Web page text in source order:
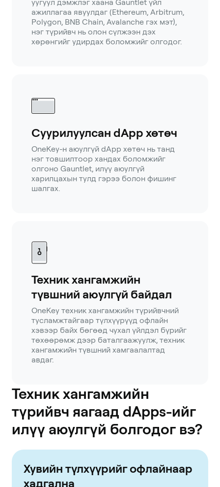
уугуул дэмжлэг хаана Gauntlet үйл
ажиллагаа явуулдаг (Ethereum, Arbitrum,
Polygon, BNB Chain, Avalanche гэх мэт),
нэг түрийвч нь олон сүлжээн дэх
хөрөнгийг удирдах боломжийг олгодог.
Суурилуулсан dApp хөтөч
OneKey-н аюулгүй dApp хөтөч нь танд
нэг товшилтоор хандах боломжийг
олгоно Gauntlet, илүү аюулгүй
харилцахын тулд гэрээ болон фишинг
шалгах.
Техник хангамжийн
түвшний аюулгүй байдал
OneKey техник хангамжийн түрийвчний
тусламжтайгаар түлхүүрүүд офлайн
хэвээр байх бөгөөд чухал үйлдэл бүрийг
төхөөрөмж дээр баталгаажуулж, техник
хангамжийн түвшний хамгаалалтад
авдаг.
Техник хангамжийн
түрийвч яагаад dApps-ийг
илүү аюулгүй болгодог вэ?
Хувийн түлхүүрийг офлайнаар
хадгална